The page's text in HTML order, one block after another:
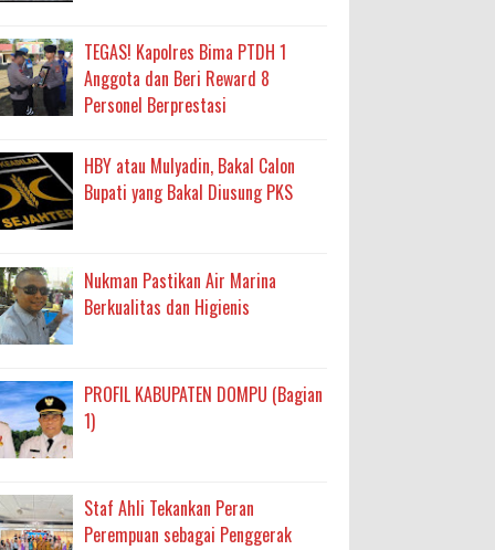
TEGAS! Kapolres Bima PTDH 1
Anggota dan Beri Reward 8
Personel Berprestasi
HBY atau Mulyadin, Bakal Calon
Bupati yang Bakal Diusung PKS
Nukman Pastikan Air Marina
Berkualitas dan Higienis
PROFIL KABUPATEN DOMPU (Bagian
1)
Staf Ahli Tekankan Peran
Perempuan sebagai Penggerak